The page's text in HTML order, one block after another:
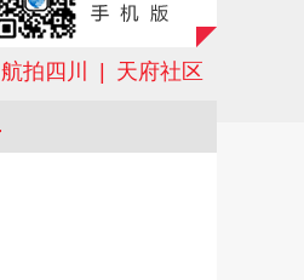
航拍四川 天府社区